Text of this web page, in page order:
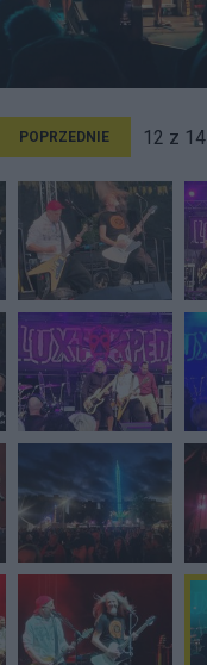
POPRZEDNIE 12 z 14